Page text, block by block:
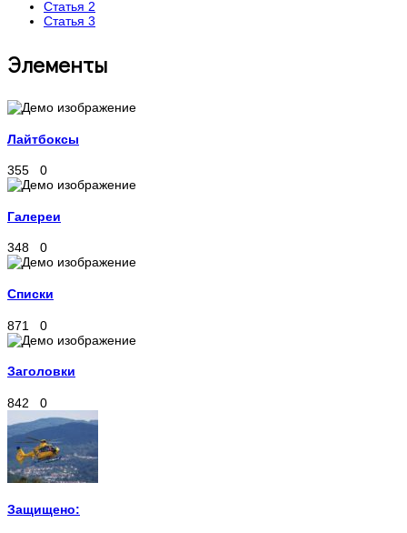
Статья 2
Статья 3
Элементы
Лайтбоксы
355 0
Галереи
348 0
Списки
871 0
Заголовки
842 0
Защищено: